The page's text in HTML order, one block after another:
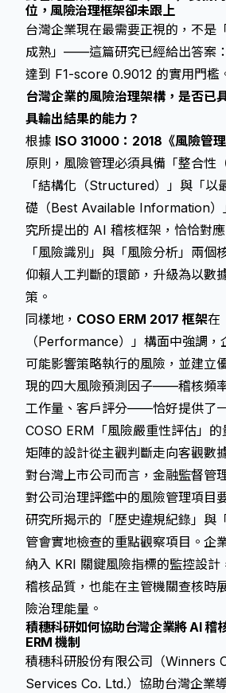
位，風險治理框架卻未跟上
台灣企業現在最需要正視的，不是
成熟」——這篇研究已經給出答案
達到 F1-score 0.9012 的實用門檻
台灣企業的風險治理架構，是否已
具輸出結果的能力？
根據 ISO 31000：2018《風險管
原則，風險管理必須具備「整合性
「結構化（Structured）」與「以
礎（Best Available Information）
究所提出的 AI 稽核框架，恰恰對
「風險識別」與「風險分析」兩
仰賴人工判斷的環節，升級為以數
策。
同樣地， COSO ERM 2017 框架在
（Performance）」構面中強調，
可能影響策略執行的風險，並建立
現的四大風險預測因子——稽核頻
工作量、客戶評分——恰好提供了
COSO ERM「風險嚴重性評估」
矩陣的設計從主觀判斷走向客觀數
對台灣上市公司而言，金融監督管
對公司治理評鑑中的風險管理項目
研究所揭示的「歷史違規紀錄」與
管會實地檢查的重點觀察項目。企
納入 KRI 關鍵風險指標的監控設計
稽核品質，也能在主管機關查核時
險治理能量。
積穗科研如何協助台灣企業將 AI 稽
ERM 機制
積穗科研股份有限公司（Winners
Services Co. Ltd.）協助台灣企業